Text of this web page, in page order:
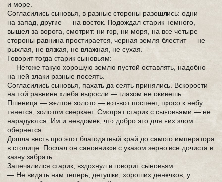
и море.
Согласились сыновья, в разные стороны разошлись: одни —
на запад, другие — на восток. Подождал старик немного,
вышел за ворота, смотрит: ни гор, ни моря, на все четыре
стороны равнина простирается, черная земля блестит — не
рыхлая, не вязкая, не влажная, не сухая.
Говорит тогда старик сыновьям:
— Негоже такую хорошую землю пустой оставлять, надобно
на ней злаки разные посеять.
Согласились сыновья, пахать да сеять принялись. Вскорости
на той равнине хлеба выросли — глазом не окинешь.
Пшеница — желтое золото — вот-вот поспеет, просо к небу
тянется, золотом сверкает. Смотрят старик с сыновьями — не
нарадуются. Им и невдомек, что добро это для них злом
обернется.
Дошла весть про этот благодатный край до самого императора
в столице. Послал он сановников с указом зерно все дочиста в
казну забрать.
Запечалился старик, вздохнул и говорит сыновьям:
— Не видать нам теперь, детушки, хороших денечков, у